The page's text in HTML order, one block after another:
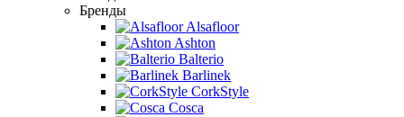
Бренды
Alsafloor
Ashton
Balterio
Barlinek
CorkStyle
Cosca